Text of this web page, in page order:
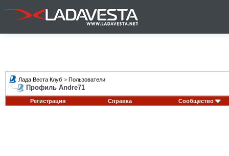
Лада Веста Клуб > Пользователи
Профиль Andre71
Регистрация Справка Сообщество